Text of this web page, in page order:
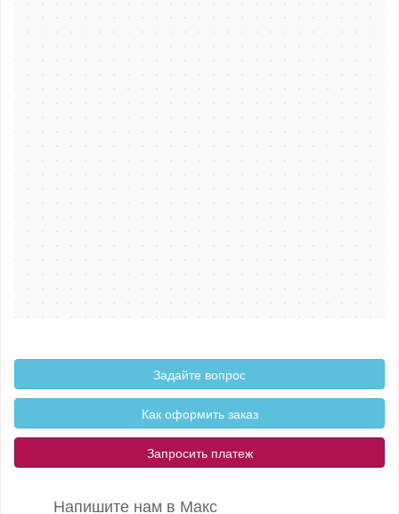
Задайте вопрос
Как оформить заказ
Запросить платеж
Напишите нам в Макс